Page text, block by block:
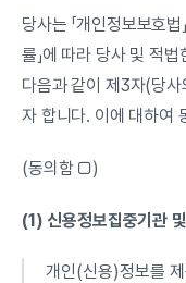
당사는 「개인정보보호
률」에 따라 당사 및 적
다음과 같이 제3자(당
자 합니다. 이에 대하여
(동의함 □)
(1) 신용정보집중기관
개인(신용)정보를